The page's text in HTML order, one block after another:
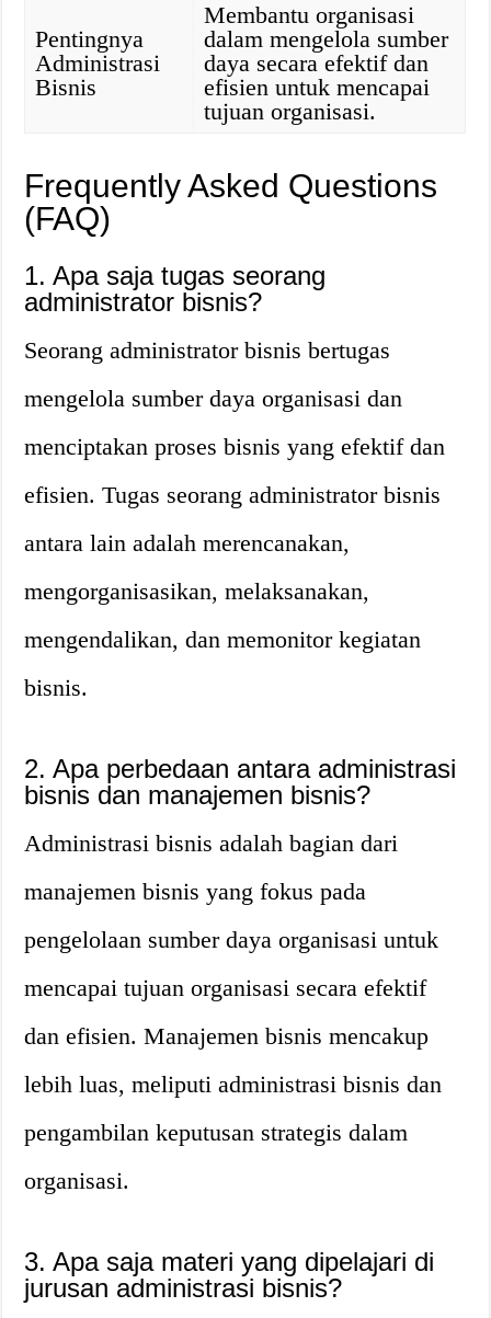
Pentingnya
Administrasi
Bisnis
Membantu organisasi
dalam mengelola sumber
daya secara efektif dan
efisien untuk mencapai
tujuan organisasi.
Frequently Asked Questions
(FAQ)
1. Apa saja tugas seorang
administrator bisnis?
Seorang administrator bisnis bertugas
mengelola sumber daya organisasi dan
menciptakan proses bisnis yang efektif dan
efisien. Tugas seorang administrator bisnis
antara lain adalah merencanakan,
mengorganisasikan, melaksanakan,
mengendalikan, dan memonitor kegiatan
bisnis.
2. Apa perbedaan antara administrasi
bisnis dan manajemen bisnis?
Administrasi bisnis adalah bagian dari
manajemen bisnis yang fokus pada
pengelolaan sumber daya organisasi untuk
mencapai tujuan organisasi secara efektif
dan efisien. Manajemen bisnis mencakup
lebih luas, meliputi administrasi bisnis dan
pengambilan keputusan strategis dalam
organisasi.
3. Apa saja materi yang dipelajari di
jurusan administrasi bisnis?